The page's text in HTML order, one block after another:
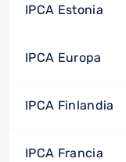
IPCA Estonia
IPCA Europa
IPCA Finlandia
IPCA Francia